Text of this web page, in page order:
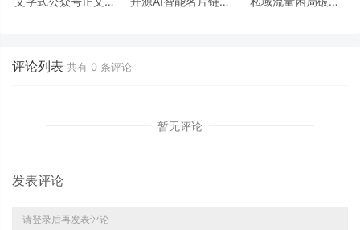
评论列表 共有 0 条评论
暂无评论
发表评论